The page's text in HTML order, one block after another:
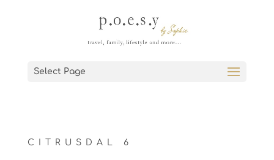
Select Page
CITRUSDAL 6